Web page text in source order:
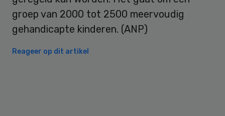
groep van 2000 tot 2500 meervoudig
gehandicapte kinderen. (ANP)
Reageer op dit artikel